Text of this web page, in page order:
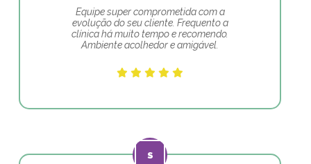
Equipe super comprometida com a
evolução do seu cliente. Frequento a
clínica há muito tempo e recomendo.
Ambiente acolhedor e amigável.